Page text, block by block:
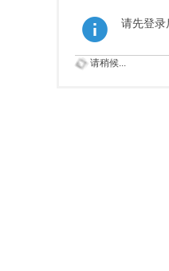
请先登录
请稍候...